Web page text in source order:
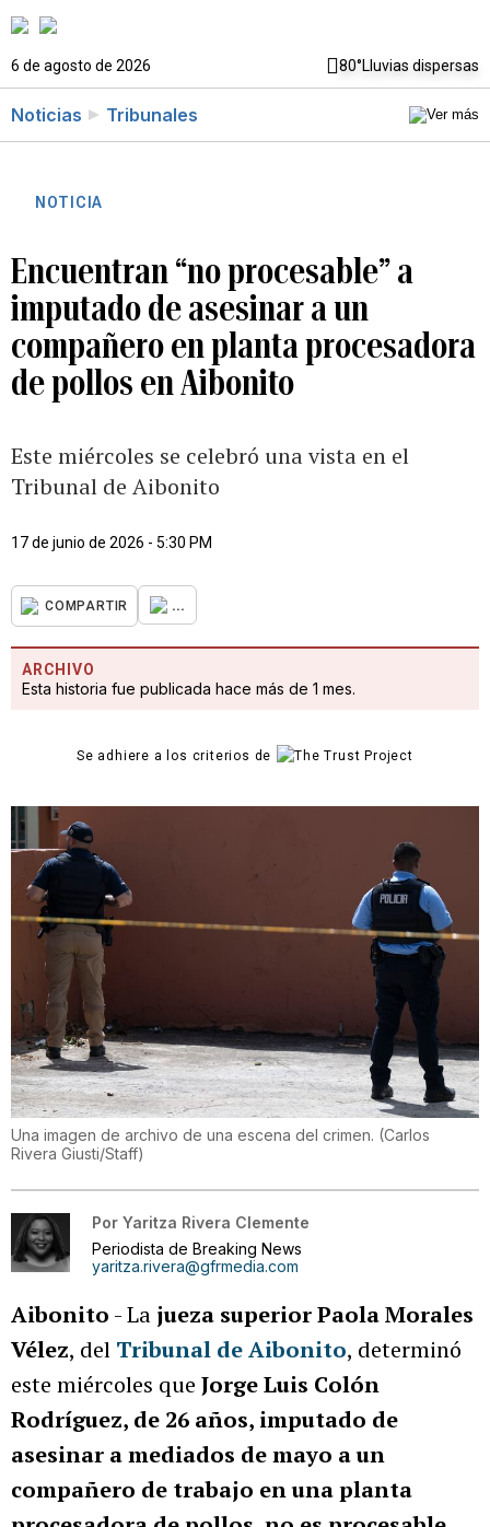
6 de agosto de 2026 80°Lluvias dispersas
Noticias Tribunales
NOTICIA
Encuentran “no procesable” a
imputado de asesinar a un
compañero en planta procesadora
de pollos en Aibonito
Este miércoles se celebró una vista en el
Tribunal de Aibonito
17 de junio de 2026 - 5:30 PM
COMPARTIR ...
ARCHIVO
Esta historia fue publicada hace más de 1 mes.
Se adhiere a los criterios de
Una imagen de archivo de una escena del crimen. (Carlos
Rivera Giusti/Staff)
Por Yaritza Rivera Clemente
Periodista de Breaking News
yaritza.rivera@gfrmedia.com
Aibonito - La jueza superior Paola Morales
Vélez, del Tribunal de Aibonito, determinó
este miércoles que Jorge Luis Colón
Rodríguez, de 26 años, imputado de
asesinar a mediados de mayo a un
compañero de trabajo en una planta